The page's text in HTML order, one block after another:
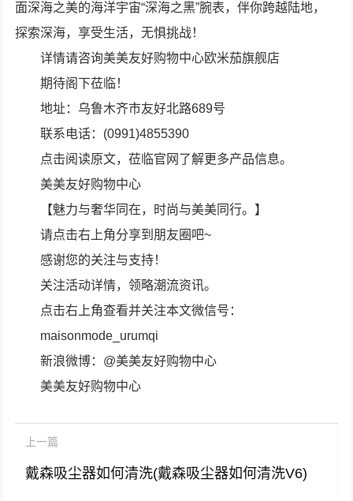
面深海之美的海洋宇宙“深海之黑”腕表，伴你跨越陆地，
探索深海，享受生活，无惧挑战！
详情请咨询美美友好购物中心欧米茄旗舰店
期待阁下莅临！
地址：乌鲁木齐市友好北路689号
联系电话：(0991)4855390
点击阅读原文，莅临官网了解更多产品信息。
美美友好购物中心
【魅力与奢华同在，时尚与美美同行。】
请点击右上角分享到朋友圈吧~
感谢您的关注与支持！
关注活动详情，领略潮流资讯。
点击右上角查看并关注本文微信号：
maisonmode_urumqi
新浪微博：@美美友好购物中心
美美友好购物中心
上一篇
戴森吸尘器如何清洗(戴森吸尘器如何清洗V6)